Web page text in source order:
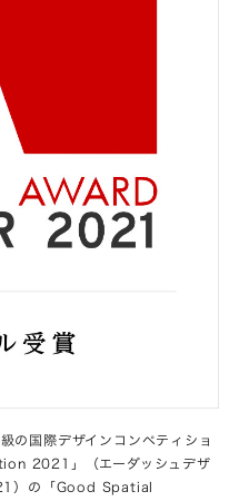
の国際デザインコンペティショ
2021」（エーダッシュデザ
）の「Good Spatial